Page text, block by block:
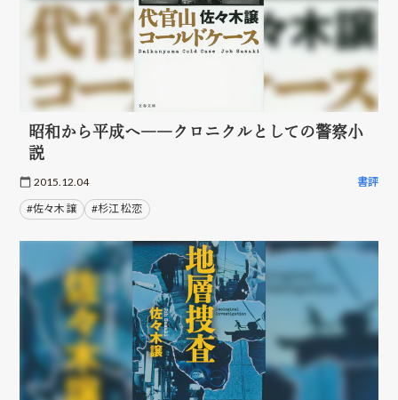
昭和から平成へ――クロニクルとしての警察小
説
2015.12.04 書評
#佐々木 譲 #杉江 松恋